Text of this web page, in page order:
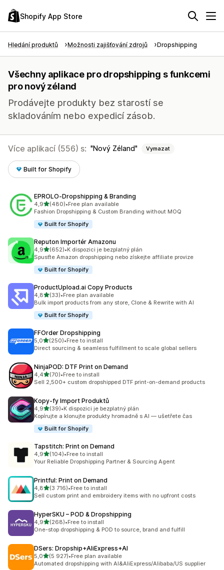
Shopify App Store
Hledání produktů Možnosti zajišťování zdrojů Dropshipping
Všechny aplikace pro dropshipping s funkcemi
pro nový zéland
Prodávejte produkty bez starostí se
skladováním nebo expedicí zásob.
Více aplikací (556) s: Nový Zéland Vymazat
Built for Shopify
EPROLO‑Dropshipping & Branding
4,9z 5 hvězd
(480)
Celkový počet recenzí: 480
•Free plan available
Fashion Dropshipping & Custom Branding without MOQ
Built for Shopify
Reputon Importér Amazonu
4,9z 5 hvězd
(652)
Celkový počet recenzí: 652
•K dispozici je bezplatný plán
Spusťte Amazon dropshipping nebo získejte affiliate provize
Built for Shopify
ProductUpload.ai Copy Products
4,8z 5 hvězd
(33)
Celkový počet recenzí: 33
•Free plan available
Bulk import products from any store, Clone & Rewrite with AI
Built for Shopify
FFOrder Dropshipping
5,0z 5 hvězd
(250)
Celkový počet recenzí: 250
•Free to install
Direct sourcing & seamless fulfillment to scale global sellers
NinjaPOD: DTF Print on Demand
4,4z 5 hvězd
(70)
Celkový počet recenzí: 70
•Free to install
Sell 2,500+ custom dropshipped DTF print-on-demand products
Kopy‑fy Import Produktů
4,9z 5 hvězd
(39)
Celkový počet recenzí: 39
•K dispozici je bezplatný plán
Kopírujte a klonujte produkty hromadně s AI — ušetřete čas
Built for Shopify
Tapstitch: Print on Demand
4,9z 5 hvězd
(104)
Celkový počet recenzí: 104
•Free to install
Your Reliable Dropshipping Partner & Sourcing Agent
Printful: Print on Demand
4,8z 5 hvězd
(3 716)
Celkový počet recenzí: 3716
•Free to install
Sell custom print and embroidery items with no upfront costs
HyperSKU – POD & Dropshipping
4,9z 5 hvězd
(268)
Celkový počet recenzí: 268
•Free to install
One-stop dropshipping & POD to source, brand and fulfill
DSers: Dropship+AliExpress+AI
5,0z 5 hvězd
(5 927)
Celkový počet recenzí: 5927
•Free plan available
Automated dropshipping with AI&AliExpress/Alibaba/US supplier